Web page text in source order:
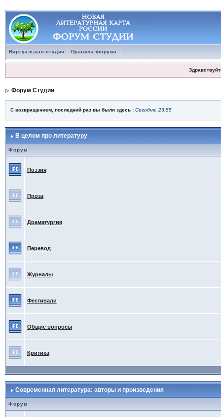
Виртуальная студия Правила форума
Форум Студии
С возвращением, последний раз вы были здесь : Сегодня, 23:55
В целом про литературу
Форум
Поэзия
Проза
Драматургия
Перевод
Журналы
Фестивали
Общие вопросы
Критика
Современная литература: авторы и произведения
Форум